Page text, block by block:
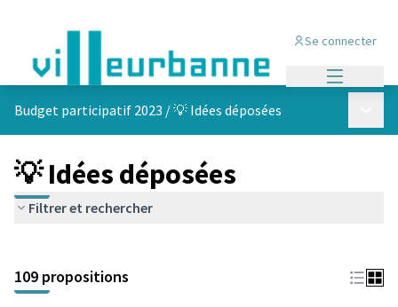
Se connecter
Budget participatif 2023 /💡 Idées déposées
💡 Idées déposées
Filtrer et rechercher
+
−
109 propositions